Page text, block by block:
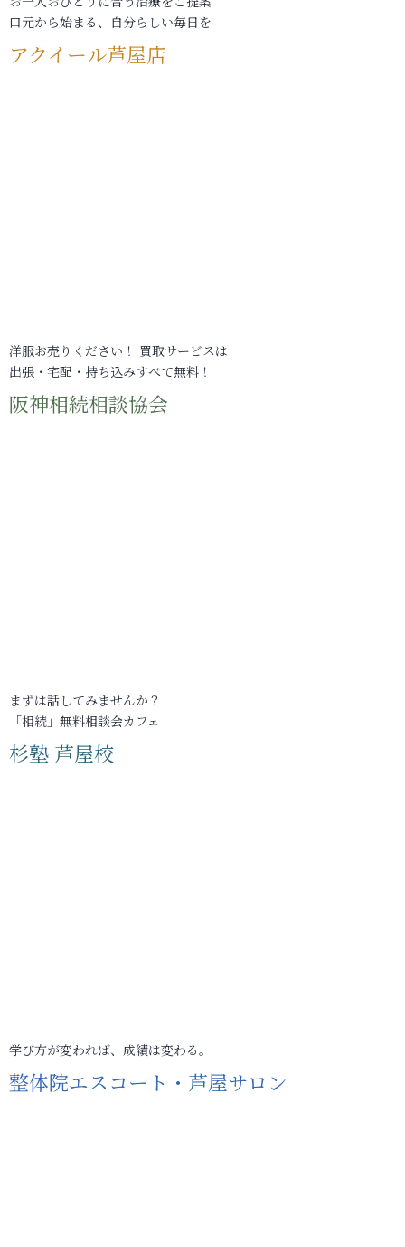
口元から始まる、自分らしい毎日を
アクイール芦屋店
洋服お売りください！ 買取サービスは
出張・宅配・持ち込みすべて無料！
阪神相続相談協会
まずは話してみませんか？
「相続」無料相談会カフェ
杉塾 芦屋校
学び方が変われば、成績は変わる。
整体院エスコート・芦屋サロン